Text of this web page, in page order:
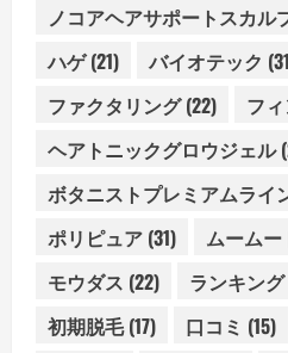
ノコアヘアサポートスカル
ハゲ(21) バイオテック
ファクタリング(22) フ
ヘアトニックグロウジェル
ボタニストプレミアムライ
ポリピュア (31) ムーム
モウダス (22) ランキング
初期脱毛(17) 口コミ (15)